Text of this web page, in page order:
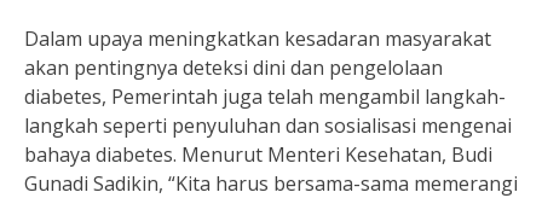
Dalam upaya meningkatkan kesadaran masyarakat
akan pentingnya deteksi dini dan pengelolaan
diabetes, Pemerintah juga telah mengambil langkah-
langkah seperti penyuluhan dan sosialisasi mengenai
bahaya diabetes. Menurut Menteri Kesehatan, Budi
Gunadi Sadikin, “Kita harus bersama-sama memerangi